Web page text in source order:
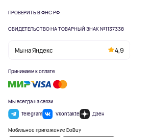
ПРОВЕРИТЬ В ФНС РФ
СВИДЕТЕЛЬСТВО НА ТОВАРНЫЙ ЗНАК №1137338
Мы на Яндекс 4,9
Принимаем к оплате
Мы всегда на связи
Telegram
Vkontakte Дзен
Мобильное приложение DoBuy